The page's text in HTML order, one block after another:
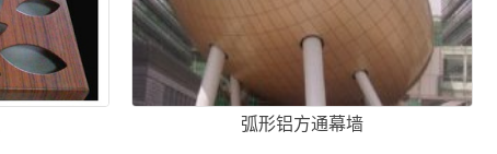
弧形铝方通幕墙